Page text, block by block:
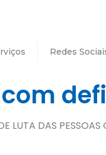
Redes
LUTA DAS